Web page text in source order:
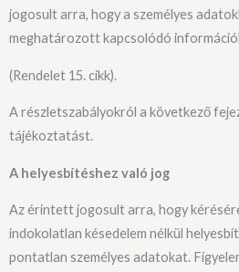
jogosult arra, hogy a személyes
meghatározott kapcsolódó
(Rendelet 15. cikk).
A részletszabályokról a következő
tájékoztatást.
A helyesbítéshez való jog
Az érintett jogosult arra, hogy
indokolatlan késedelem nélkül
pontatlan személyes adatokat.